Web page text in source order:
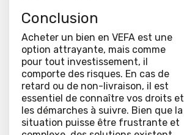
Conclusion
Acheter un bien en VEFA est une
option attrayante, mais comme
pour tout investissement, il
comporte des risques. En cas de
retard ou de non-livraison, il est
essentiel de connaître vos droits et
les démarches à suivre. Bien que la
situation puisse être frustrante et